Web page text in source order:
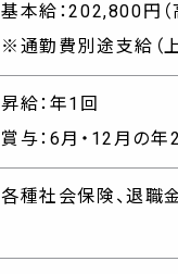
基本給：202,800円（
※通勤費別途支給（上
昇給：年1回
賞与：6月・12月の年
各種社会保険、退職